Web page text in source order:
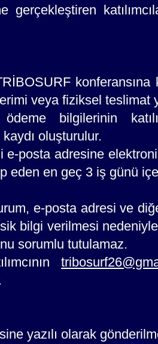
konferansına
veya fiziksel teslimat
bilgilerinin
oluşturulur.
e-posta adresine
eden en geç 3 iş günü
e-posta adresi ve
bilgi verilmesi nedeniyle
sorumlu tutulamaz.
yazılı olarak